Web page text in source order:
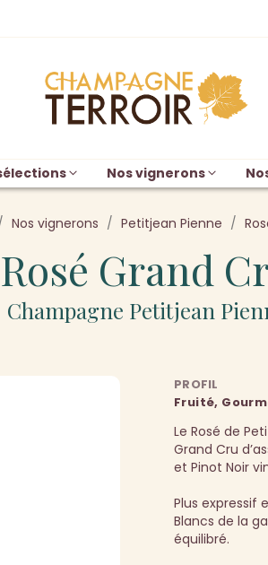
Nos vignerons
Nos vignerons Petitjean Pienne
Rosé Grand
Champagne Petitjean
PROFIL
Fruité,
Le Rosé de
Grand Cru
et Pinot Noir
Plus expressif
Blancs de la
équilibré.